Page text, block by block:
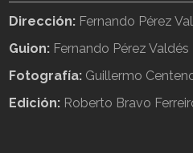
Dirección: Fernando Pérez
Guion: Fernando Pérez Valdés
Fotografía: Guillermo
Edición: Roberto Bravo